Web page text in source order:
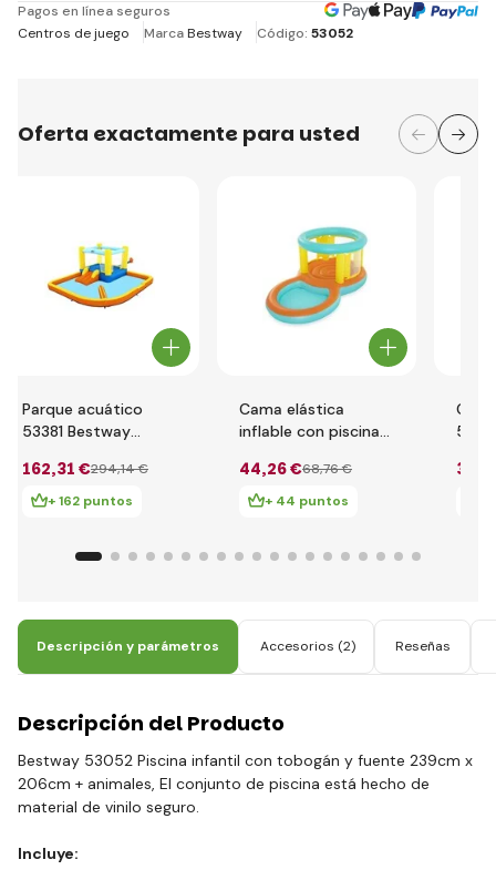
Pagos en línea seguros
Centros de juego
MarcaBestway Código: 53052
Oferta exactamente para usted
Parque acuático
53381 Bestway
3.40m x 1.52m
Beach Bounce
162,31 €294,14 €
+ 162 puntos
Cama elástica
inflable con piscina
2.39m x 1.42m x
1.02m
44,26 €68,76 €
+ 44 puntos
34
Descripción y parámetros Accesorios (2) Reseñas
Descripción del Producto
Bestway 53052 Piscina infantil con tobogán y fuente 239cm x
206cm + animales, El conjunto de piscina está hecho de
material de vinilo seguro.
Incluye: